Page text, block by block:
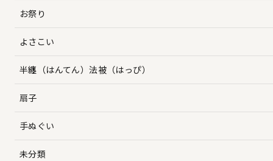
お祭り
よさこい
半纏（はんてん）法被（はっぴ）
扇子
手ぬぐい
未分類